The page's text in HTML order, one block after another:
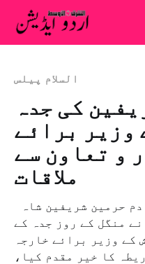
السلام پیلس
کی جدہ
وزیر برائے
و تعاون سے
ملاقات
منگل کے روز جدہ کے
کے وزیر برائے خارجہ
کا خیر مقدم کیا،